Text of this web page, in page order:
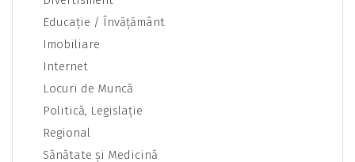
Educaţie / Învăţământ
Imobiliare
Internet
Locuri de Muncă
Politică, Legislaţie
Regional
Sănătate şi Medicină